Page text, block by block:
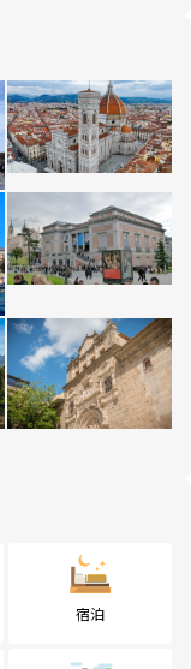
宿泊